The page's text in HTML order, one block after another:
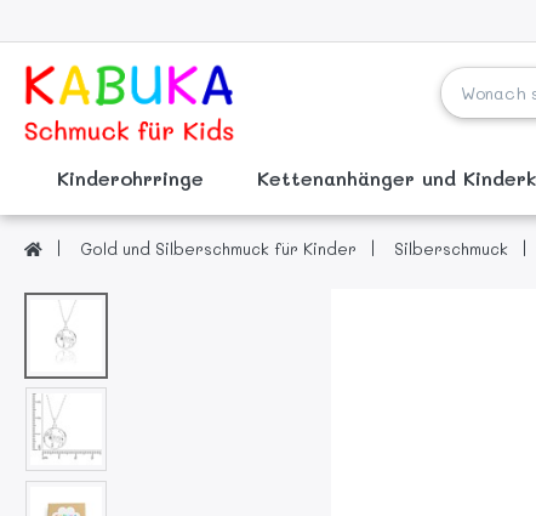
Kinderohrringe Kettenanhänger und
Gold und Silberschmuck für Kinder Silberschmuck